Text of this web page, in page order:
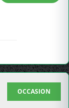
OCCASION